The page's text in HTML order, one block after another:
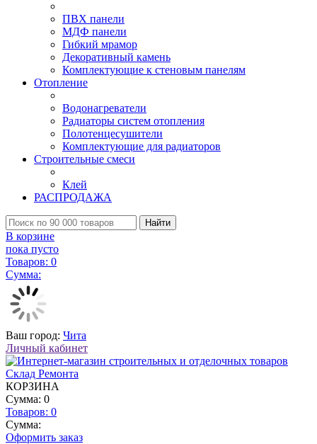
ПВХ панели
МДФ панели
Гибкий мрамор
Декоративный камень
Комплектующие к стеновым панелям
Отопление
Водонагреватели
Радиаторы систем отопления
Полотенцесушители
Комплектующие для радиаторов
Строительные смеси
Клей
РАСПРОДАЖА
Найти
В корзине
пока пусто
Товаров: 0
Сумма:
Ваш город: Чита
Личный кабинет
КОРЗИНА
Сумма: 0
Товаров: 0
Сумма:
Оформить заказ